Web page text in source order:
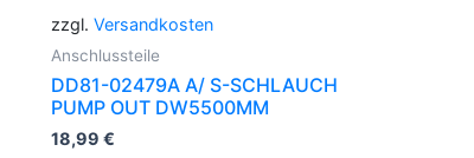
zzgl. Versandkosten
Anschlussteile
DD81-02479A A/ S-SCHLAUCH
PUMP OUT DW5500MM
18,99 €